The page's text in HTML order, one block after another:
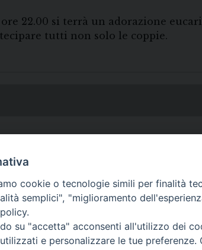
ore 22.00 si terrà un adorazione
tutti non solo le coppie.
cookie o tecnologie simili per finalità
semplici", "miglioramento
su "accetta" acconsenti all'utilizzo dei
e personalizzare le tue